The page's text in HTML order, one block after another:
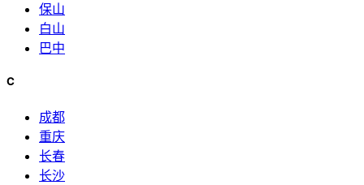
保山
白山
巴中
C
成都
重庆
长春
长沙